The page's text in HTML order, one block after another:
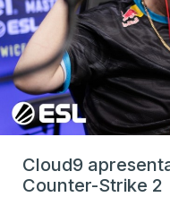
Cloud9
Counter-Strike 2